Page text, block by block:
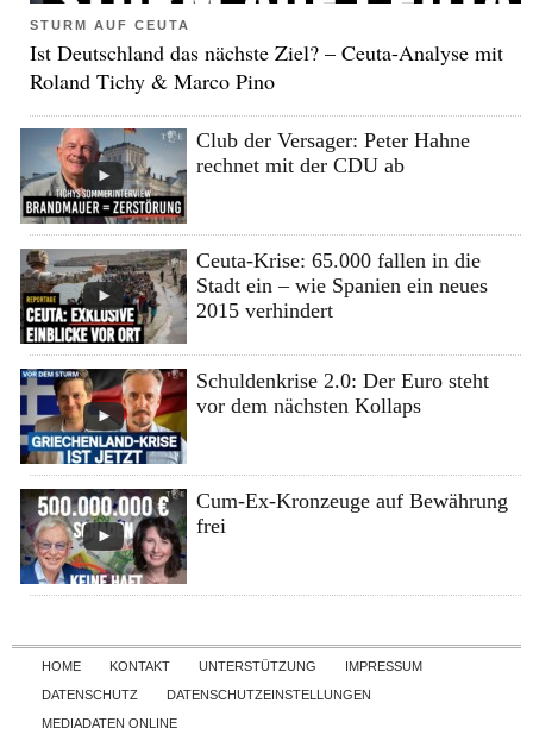
STURM AUF CEUTA
Ist Deutschland das nächste Ziel? – Ceuta-Analyse mit
Roland Tichy & Marco Pino
Club der Versager: Peter Hahne
rechnet mit der CDU ab
Ceuta-Krise: 65.000 fallen in die
Stadt ein – wie Spanien ein neues
2015 verhindert
Schuldenkrise 2.0: Der Euro steht
vor dem nächsten Kollaps
Cum-Ex-Kronzeuge auf Bewährung
frei
Skip to content
HOME KONTAKT UNTERSTÜTZUNG
IMPRESSUM
DATENSCHUTZ
DATENSCHUTZEINSTELLUNGEN
MEDIADATEN ONLINE